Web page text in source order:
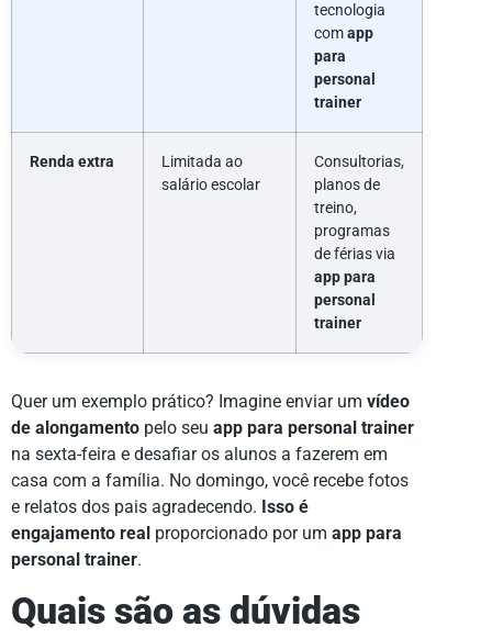
tecnologia
comapp
para
personal
trainer
Renda extra
Limitada ao
salário escolar
Consultorias,
planos de
treino,
programas
de férias via
app para
personal
trainer
Quer um exemplo prático? Imagine enviar um vídeo
de alongamento pelo seu app para personal trainer
na sexta-feira e desafiar os alunos a fazerem em
casa com a família. No domingo, você recebe fotos
e relatos dos pais agradecendo. Isso é
engajamento real proporcionado por um app para
personal trainer.
Quais são as dúvidas